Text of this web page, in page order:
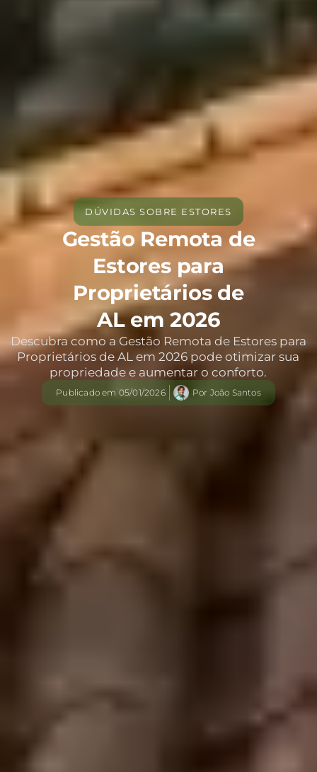
DÚVIDAS SOBRE ESTORES
Gestão Remota de
Estores para
Proprietários de
AL em 2026
Descubra como a Gestão Remota de Estores para
Proprietários de AL em 2026 pode otimizar sua
propriedade e aumentar o conforto.
Publicado em 05/01/2026 Por João Santos